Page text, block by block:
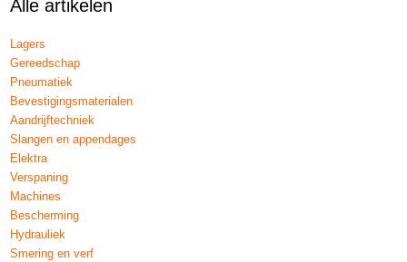
Alle artikelen
Lagers
Gereedschap
Pneumatiek
Bevestigingsmaterialen
Aandrijftechniek
Slangen en appendages
Elektra
Verspaning
Machines
Bescherming
Hydrauliek
Smering en verf